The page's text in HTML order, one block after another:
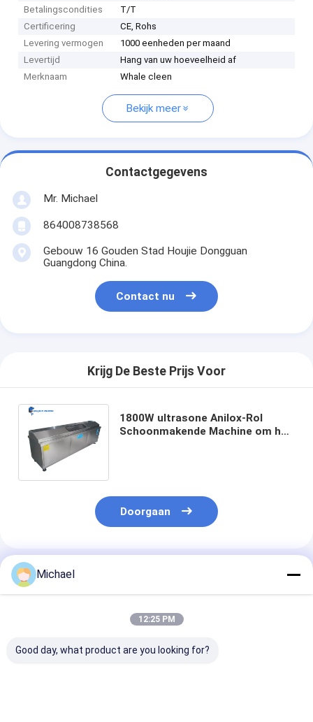
Betalingscondities
T/T
Certificering
CE, Rohs
Levering vermogen
1000 eenheden per maand
Levertijd
Hang van uw hoeveelheid af
Merknaam
Whale cleen
Bekijk meer
Contactgegevens
Mr. Michael
864008738568
Gebouw 16 Gouden Stad Houjie Dongguan
Guangdong China.
Contact nu
Krijg De Beste Prijs Voor
1800W ultrasone Anilox-Rol
Schoonmakende Machine om het
Doorgaan
Geadviseerde Producten
Michael
12:25 PM
Good day, what product are you looking for?